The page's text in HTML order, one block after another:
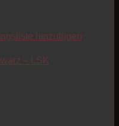
hinzufügen
– LSK